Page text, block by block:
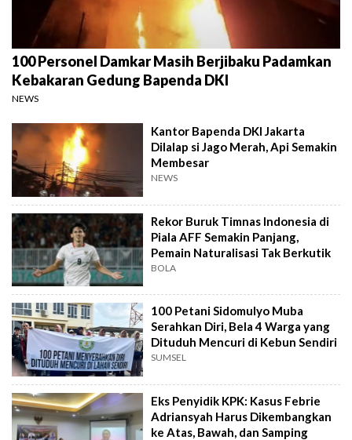
100 Personel Damkar Masih Berjibaku Padamkan
Kebakaran Gedung Bapenda DKI
NEWS
Kantor Bapenda DKI Jakarta
Dilalap si Jago Merah, Api Semakin
Membesar
NEWS
Rekor Buruk Timnas Indonesia di
Piala AFF Semakin Panjang,
Pemain Naturalisasi Tak Berkutik
BOLA
100 Petani Sidomulyo Muba
Serahkan Diri, Bela 4 Warga yang
Dituduh Mencuri di Kebun Sendiri
SUMSEL
Eks Penyidik KPK: Kasus Febrie
Adriansyah Harus Dikembangkan
ke Atas, Bawah, dan Samping